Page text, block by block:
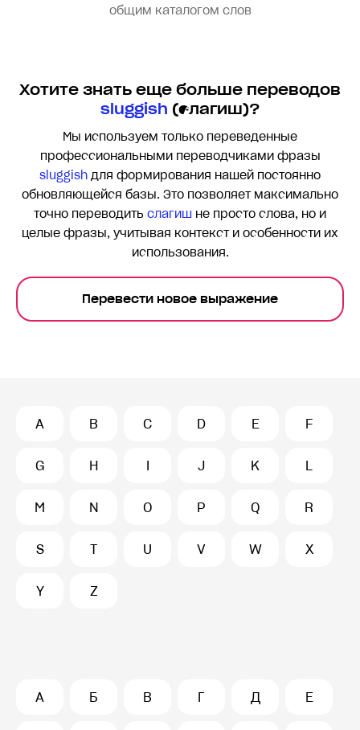
общим каталогом слов
Хотите знать еще больше переводов
sluggish (слагиш)?
Мы используем только переведенные
профессиональными переводчиками фразы
sluggish для формирования нашей постоянно
обновляющейся базы. Это позволяет максимально
точно переводить слагиш не просто слова, но и
целые фразы, учитывая контекст и особенности их
использования.
Перевести новое выражение
A B C D E F
G H I J K L
M N O P Q R
S T U V W X
Y Z
А Б В Г Д Е